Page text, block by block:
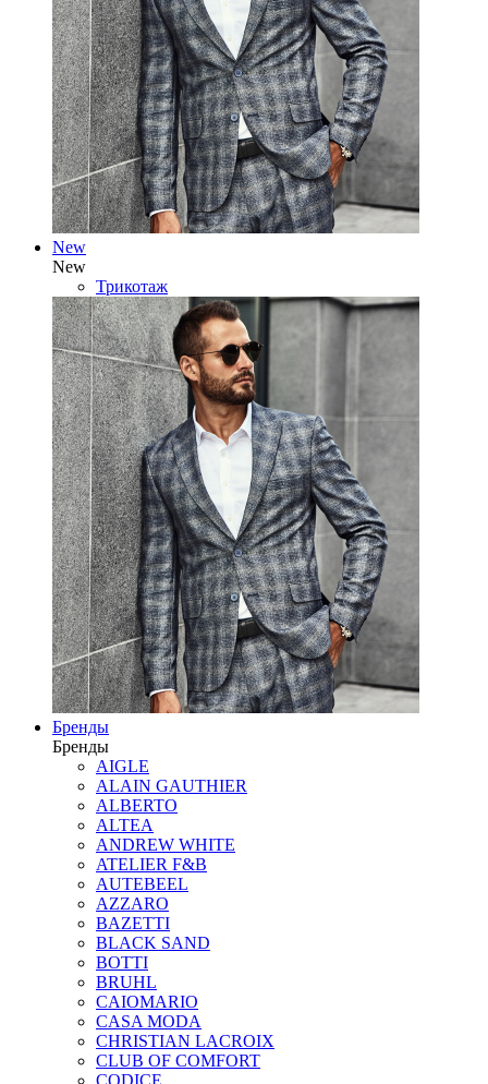
New
New
Трикотаж
Бренды
Бренды
AIGLE
ALAIN GAUTHIER
ALBERTO
ALTEA
ANDREW WHITE
ATELIER F&B
AUTEBEEL
AZZARO
BAZETTI
BLACK SAND
BOTTI
BRUHL
CAIOMARIO
CASA MODA
CHRISTIAN LACROIX
CLUB OF COMFORT